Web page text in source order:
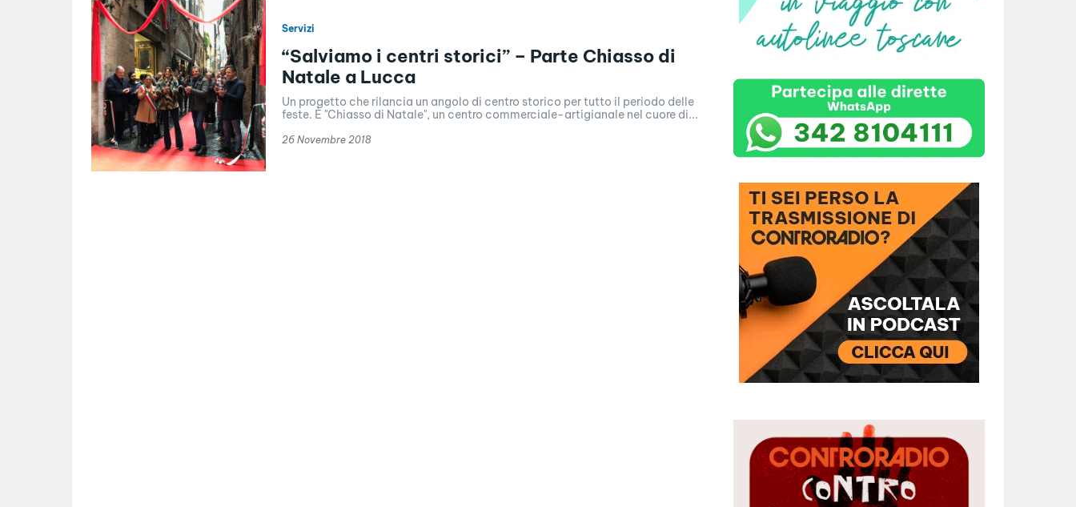
Servizi
“Salviamo i centri storici” – Parte Chiasso di
Natale a Lucca
Un progetto che rilancia un angolo di centro storico per tutto il periodo delle
feste. È "Chiasso di Natale", un centro commerciale-artigianale nel cuore di...
26 Novembre 2018